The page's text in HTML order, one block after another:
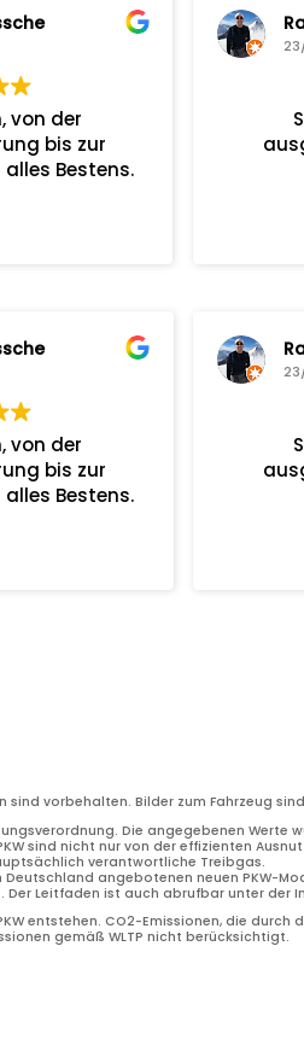
von der
bis zur
Bestens.
von der
bis zur
Bestens.
vorbehalten. Bilder zum Fahrzeug
Die angegebenen Werte
sind nicht nur von der effizienten
verantwortliche Treibgas.
angebotenen neuen PKW-
Leitfaden ist auch abrufbar unter der
entstehen. CO2-Emissionen, die
gemäß WLTP nicht berücksichtigt.